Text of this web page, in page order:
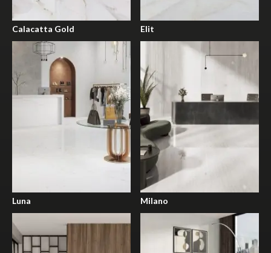
Calacatta Gold Elit
Luna Milano